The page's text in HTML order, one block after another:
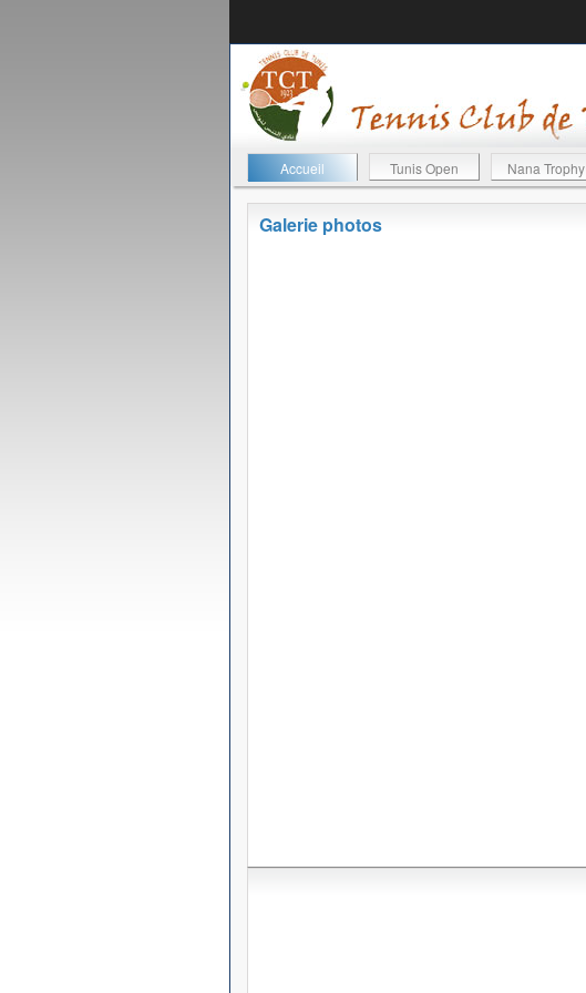
Accueil Tunis Open Nana Trophy
Galerie photos